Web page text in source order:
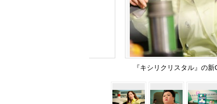
『キシリクリスタル』の